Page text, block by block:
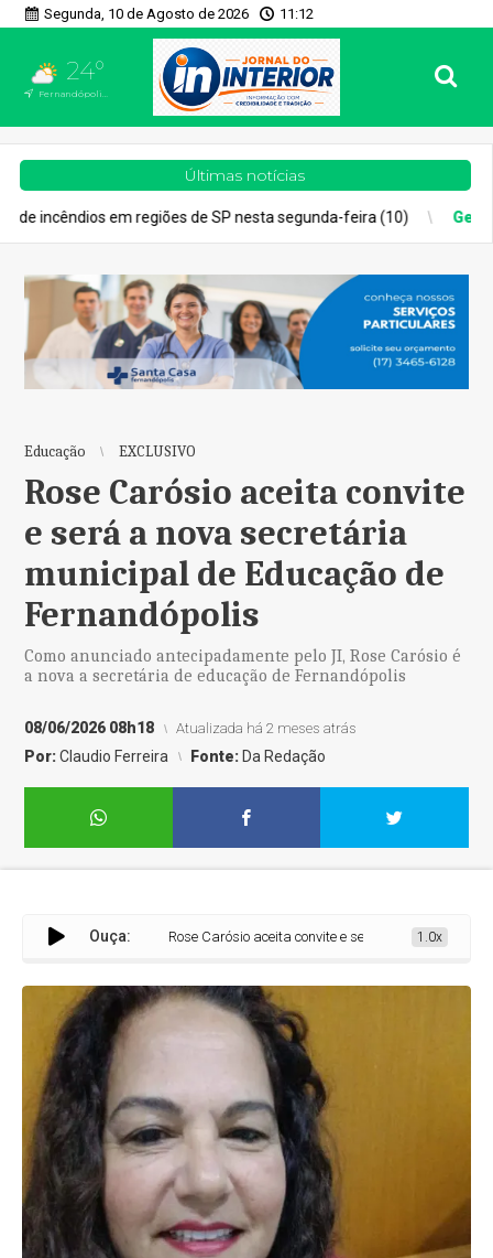
Segunda, 10 de Agosto de 2026 11:12
24°
Fernandópolis, SP
Últimas notícias
SP nesta segunda-feira (10) Geral Como participar dos
Educação EXCLUSIVO
Rose Carósio aceita convite
e será a nova secretária
municipal de Educação de
Fernandópolis
Como anunciado antecipadamente pelo JI, Rose Carósio é
a nova a secretária de educação de Fernandópolis
08/06/2026 08h18 Atualizada há 2 meses atrás
Por:Claudio Ferreira Fonte: Da Redação
Ouça:Rose Carósio aceita convite e será a nova secretária
1.0x